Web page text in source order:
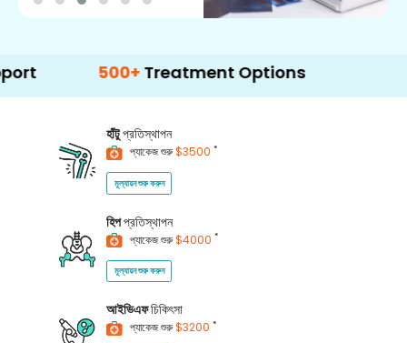
500+ Treatment Options
হাঁটুপ্রতিস্থাপন
প্যাকেজ শুরু$3500 *
মূল্যায়ন শুরু করুন
হিপপ্রতিস্থাপন
প্যাকেজ শুরু$4000 *
মূল্যায়ন শুরু করুন
আইভিএফচিকিৎসা
প্যাকেজ শুরু$3200 *